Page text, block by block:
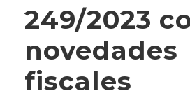
249/2023
novedades
fiscales